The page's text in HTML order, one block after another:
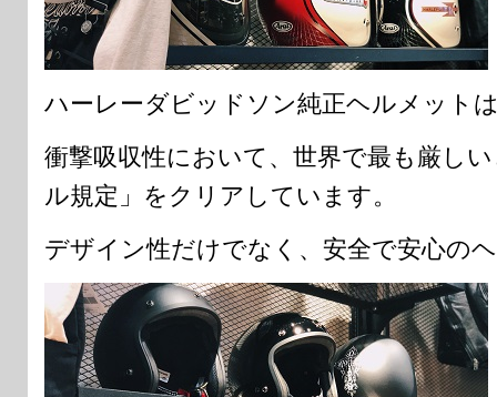
ハーレーダビッドソン純正ヘルメット
衝撃吸収性において、世界で最も厳し
ル規定」をクリアしています。
デザイン性だけでなく、安全で安心の